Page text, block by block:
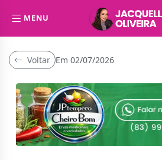
MENU
Voltar Em 02/07/2026